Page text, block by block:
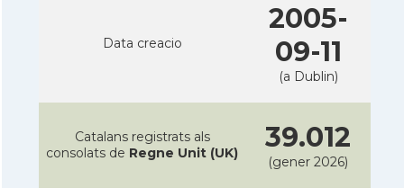
Data creacio
2005-
09-11
(a Dublin)
Catalans registrats als
consolats de Regne Unit (UK) 39.012
(gener 2026)